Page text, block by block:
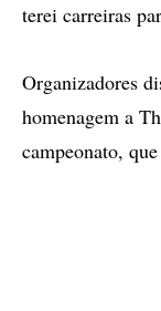
terei carreiras
Organizadores
homenagem a
campeonato,